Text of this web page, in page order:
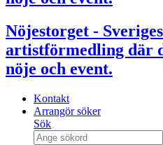
Nöjestorget -
artistförmedling där
nöje och event.
Kontakt
Arrangör söker
Sök